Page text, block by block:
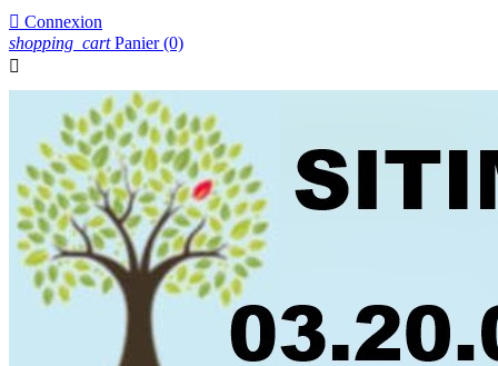
 Connexion
shopping_cart Panier (0)
